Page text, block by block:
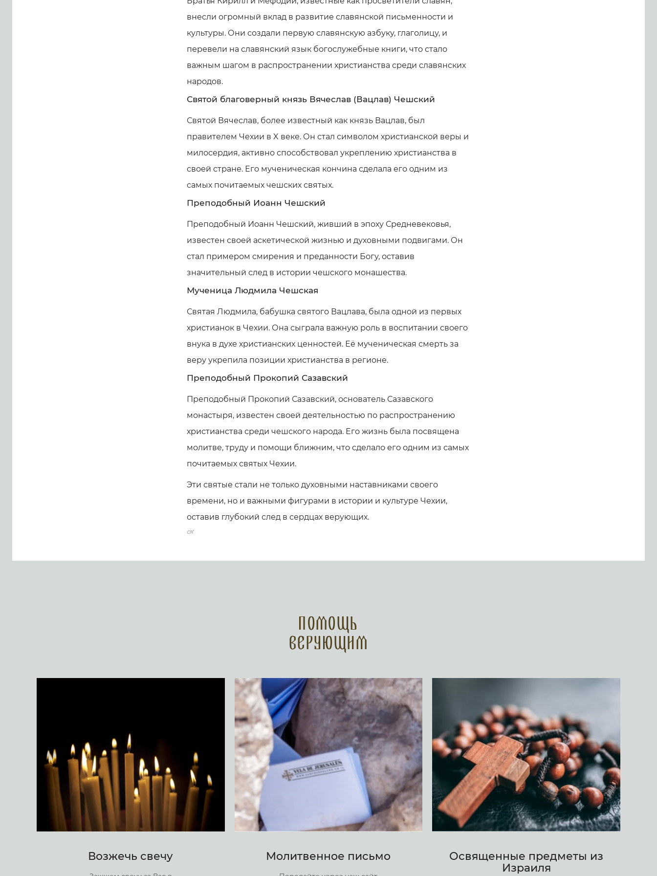
внесли огромный вклад в развитие славянской письменности и
культуры. Они создали первую славянскую азбуку, глаголицу, и
перевели на славянский язык богослужебные книги, что стало
важным шагом в распространении христианства среди славянских
народов.
Святой благоверный князь Вячеслав (Вацлав) Чешский
Святой Вячеслав, более известный как князь Вацлав, был
правителем Чехии в X веке. Он стал символом христианской веры и
милосердия, активно способствовал укреплению христианства в
своей стране. Его мученическая кончина сделала его одним из
самых почитаемых чешских святых.
Преподобный Иоанн Чешский
Преподобный Иоанн Чешский, живший в эпоху Средневековья,
известен своей аскетической жизнью и духовными подвигами. Он
стал примером смирения и преданности Богу, оставив
значительный след в истории чешского монашества.
Мученица Людмила Чешская
Святая Людмила, бабушка святого Вацлава, была одной из первых
христианок в Чехии. Она сыграла важную роль в воспитании своего
внука в духе христианских ценностей. Её мученическая смерть за
веру укрепила позиции христианства в регионе.
Преподобный Прокопий Сазавский
Преподобный Прокопий Сазавский, основатель Сазавского
монастыря, известен своей деятельностью по распространению
христианства среди чешского народа. Его жизнь была посвящена
молитве, труду и помощи ближним, что сделало его одним из самых
почитаемых святых Чехии.
Эти святые стали не только духовными наставниками своего
времени, но и важными фигурами в истории и культуре Чехии,
оставив глубокий след в сердцах верующих.
Помощь
верующим
Возжечь свечу Молитвенное письмо
Освященные предметы из
Израиля